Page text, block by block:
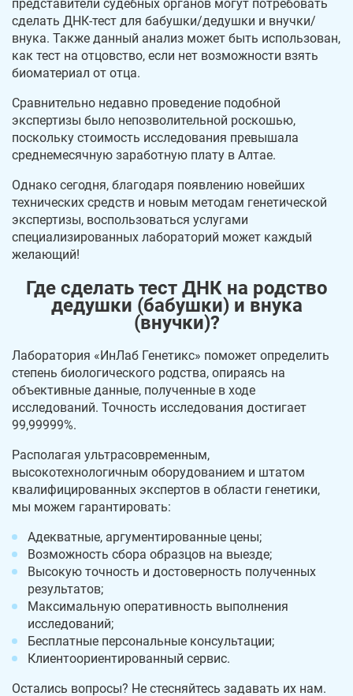
представители судебных органов могут потребовать
сделать ДНК-тест для бабушки/дедушки и внучки/
внука. Также данный анализ может быть использован,
как тест на отцовство, если нет возможности взять
биоматериал от отца.
Сравнительно недавно проведение подобной
экспертизы было непозволительной роскошью,
поскольку стоимость исследования превышала
среднемесячную заработную плату в Алтае.
Однако сегодня, благодаря появлению новейших
технических средств и новым методам генетической
экспертизы, воспользоваться услугами
специализированных лабораторий может каждый
желающий!
Где сделать тест ДНК на родство
дедушки (бабушки) и внука
(внучки)?
Лаборатория «ИнЛаб Генетикс» поможет определить
степень биологического родства, опираясь на
объективные данные, полученные в ходе
исследований. Точность исследования достигает
99,99999%.
Располагая ультрасовременным,
высокотехнологичным оборудованием и штатом
квалифицированных экспертов в области генетики,
мы можем гарантировать:
Адекватные, аргументированные цены;
Возможность сбора образцов на выезде;
Высокую точность и достоверность полученных
результатов;
Максимальную оперативность выполнения
исследований;
Бесплатные персональные консультации;
Клиентоориентированный сервис.
Остались вопросы? Не стесняйтесь задавать их нам.